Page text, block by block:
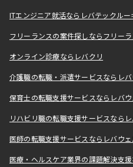
ITエンジニア就活ならレバテックルー
フリーランスの案件探しならフリー
オンライン診療ならレバクリ
介護職の転職・派遣サービスならレ
保育士の転職支援サービスならレバ
リハビリ職の転職支援サービスなら
医師の転職支援サービスならレバウ
医療・ヘルスケア業界の課題解決支